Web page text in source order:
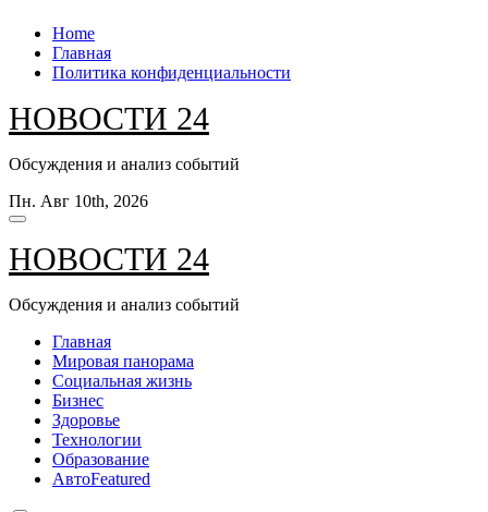
Перейти
содержанию
Home
Главная
Политика конфиденциальности
НОВОСТИ 24
Обсуждения и анализ событий
Пн. Авг 10th, 2026
НОВОСТИ 24
Обсуждения и анализ событий
Главная
Мировая панорама
Социальная жизнь
Бизнес
Здоровье
Технологии
Образование
АвтоFeatured